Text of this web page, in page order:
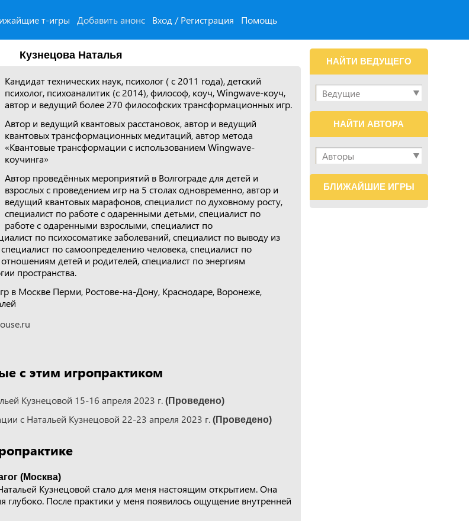
т-игры Добавить анонс Вход / Регистрация Помощь
Кузнецова Наталья
Кандидат технических наук, психолог ( с 2011 года), детский
психолог, психоаналитик (с 2014), философ, коуч, Wingwave-коуч,
автор и ведущий более 270 философских трансформационных игр.
Автор и ведущий квантовых расстановок, автор и ведущий
квантовых трансформационных медитаций, автор метода
«Квантовые трансформации с использованием Wingwave-
коучинга»
Автор проведённых мероприятий в Волгограде для детей и
взрослых с проведением игр на 5 столах одновременно, автор и
ведущий квантовых марафонов, специалист по духовному росту,
специалист по работе с одаренными детьми, специалист по
работе с одаренными взрослыми, специалист по
по психосоматике заболеваний, специалист по выводу из
по самоопределению человека, специалист по
детей и родителей, специалист по энергиям
пространства.
в Москве Перми, Ростове-на-Дону, Краснодаре, Воронеже,
с этим игропрактиком
Кузнецовой 15-16 апреля 2023 г. (Проведено)
с Натальей Кузнецовой 22-23 апреля 2023 г. (Проведено)
(Москва)
Кузнецовой стало для меня настоящим открытием. Она
глубоко. После практики у меня появилось ощущение внутренней
НАЙТИ ВЕДУЩЕГО
НАЙТИ АВТОРА
БЛИЖАЙШИЕ ИГРЫ